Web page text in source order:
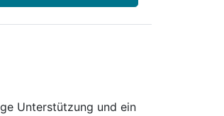
Unterstützung und ein